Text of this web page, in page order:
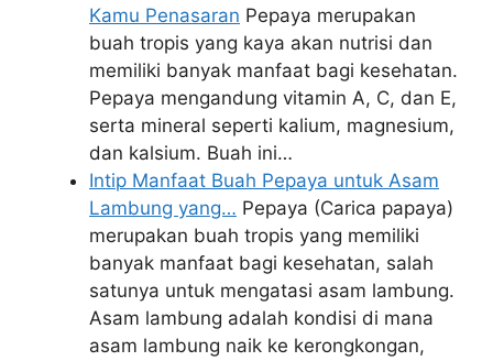
Kamu Penasaran Pepaya merupakan
buah tropis yang kaya akan nutrisi dan
memiliki banyak manfaat bagi kesehatan.
Pepaya mengandung vitamin A, C, dan E,
serta mineral seperti kalium, magnesium,
dan kalsium. Buah ini…
Intip Manfaat Buah Pepaya untuk Asam
Lambung yang… Pepaya (Carica papaya)
merupakan buah tropis yang memiliki
banyak manfaat bagi kesehatan, salah
satunya untuk mengatasi asam lambung.
Asam lambung adalah kondisi di mana
asam lambung naik ke kerongkongan,